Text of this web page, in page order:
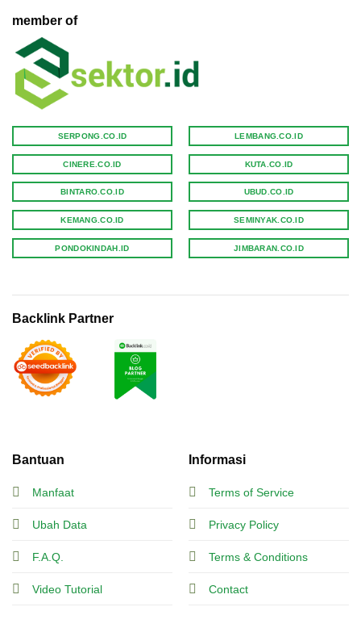
Bantuan
Manfaat
Ubah Data
F.A.Q.
Video Tutorial
Informasi
Terms of Service
Privacy Policy
Terms & Conditions
Contact
member of
SERPONG.CO.ID
CINERE.CO.ID
BINTARO.CO.ID
KEMANG.CO.ID
PONDOKINDAH.ID
LEMBANG.CO.ID
KUTA.CO.ID
UBUD.CO.ID
SEMINYAK.CO.ID
JIMBARAN.CO.ID
Backlink Partner